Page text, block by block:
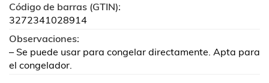
Código de barras (GTIN):
3272341028914
Observaciones:
– Se puede usar para congelar directamente. Apta para
el congelador.